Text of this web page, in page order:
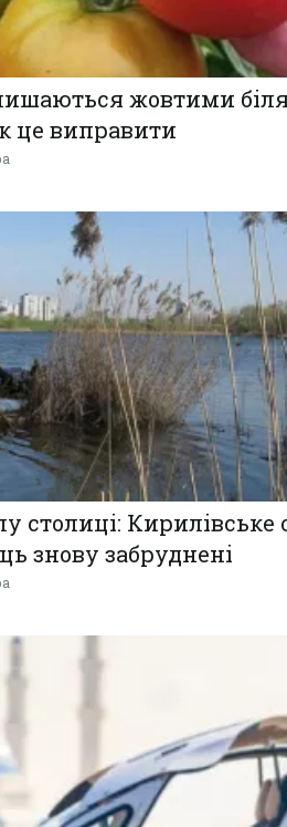
жовтими
це виправити
столиці: Кирилівське
знову забруднені